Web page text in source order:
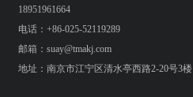
18951961664
电话：+86-025-52119289
邮箱：suay@tmakj.com
地址：南京市江宁区清水亭西路2-20号3楼